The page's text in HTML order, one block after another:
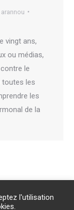
arannou
vingt ans,
ou médias,
le
toutes les
les
de la
l'utilisation